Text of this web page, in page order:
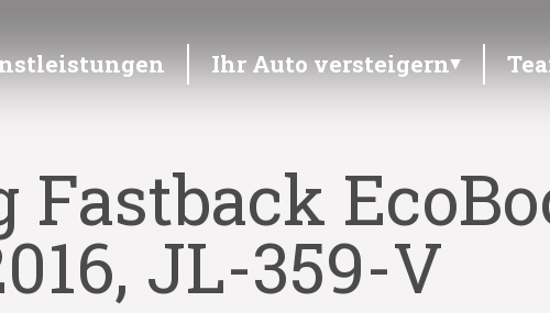
Ihr Auto versteigern
JL-359-V